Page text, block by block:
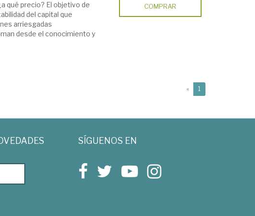
qué precio? El objetivo de
del capital que
arriesgadas
desde el conocimiento y
COMPRAR
« 1
SÍGUENOS EN